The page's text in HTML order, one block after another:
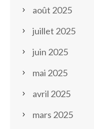
août 2025
juillet 2025
juin 2025
mai 2025
avril 2025
mars 2025